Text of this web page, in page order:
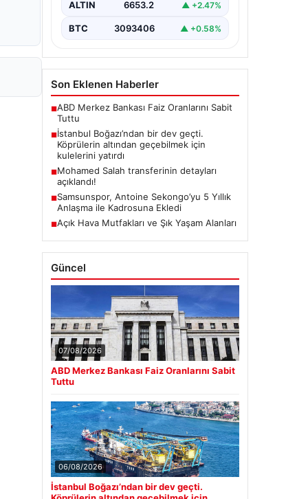
ALTIN 6653.2 ▲ +2.47%
BTC 3093406 ▲ +0.58%
Son Eklenen Haberler
■ABD Merkez Bankası Faiz Oranlarını Sabit
Tuttu
■İstanbul Boğazı’ndan bir dev geçti.
Köprülerin altından geçebilmek için
kulelerini yatırdı
■Mohamed Salah transferinin detayları
açıklandı!
■Samsunspor, Antoine Sekongo’yu 5 Yıllık
Anlaşma ile Kadrosuna Ekledi
■Açık Hava Mutfakları ve Şık Yaşam Alanları
Güncel
07/08/2026
ABD Merkez Bankası Faiz Oranlarını Sabit
Tuttu
06/08/2026
İstanbul Boğazı’ndan bir dev geçti.